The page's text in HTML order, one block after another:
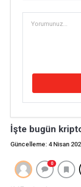
İşte bugün
Güncelleme: 4 Nisan
0